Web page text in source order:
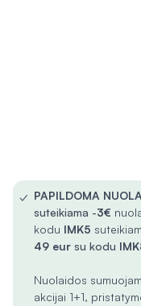
✓ PAPILDOMA
suteikiama -3€
kodu IMK5
49 eur su kodu
Nuolaidos
akcijai 1+1,